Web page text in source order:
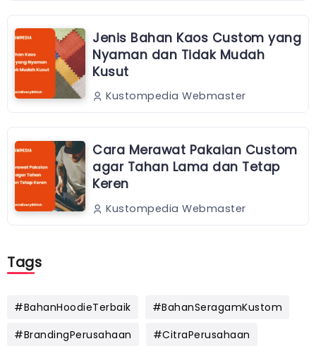
Jenis Bahan Kaos Custom yang
Nyaman dan Tidak Mudah
Kusut
Kustompedia Webmaster
Cara Merawat Pakaian Custom
agar Tahan Lama dan Tetap
Keren
Kustompedia Webmaster
Tags
#BahanHoodieTerbaik
#BahanSeragamKustom
#BrandingPerusahaan
#CitraPerusahaan